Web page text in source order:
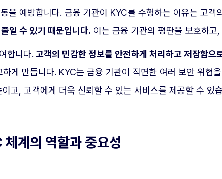
을 예방합니다. 금융 기관이 KYC를 수행하는 이유는 고객
일 수 있기 때문입니다. 이는 금융 기관의 평판을 보호하
합니다. 고객의 민감한 정보를 안전하게 처리하고 저장함으
게 만듭니다. KYC는 금융 기관이 직면한 여러 보안 위협
고, 고객에게 더욱 신뢰할 수 있는 서비스를 제공할 수 있
계의 역할과 중요성